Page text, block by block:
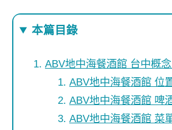
本篇目錄
ABV地中海餐酒館 台中概
ABV地中海餐酒館 位
ABV地中海餐酒館 啤
ABV地中海餐酒館 菜